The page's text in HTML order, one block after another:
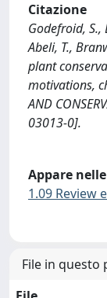
Citazione
Godefroid, S.,
Abeli, T.,
plant
motivations,
AND
03013-0].
Appare
1.09 Review
File in questo